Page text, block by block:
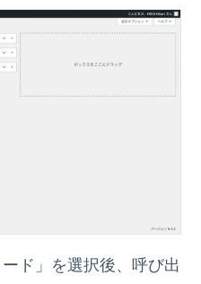
ド」を選択後、呼び出